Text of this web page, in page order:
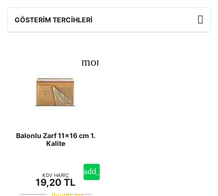
GÖSTERIM TERCIHLERI
Balonlu Zarf 11x16 cm 1.
Kalite
KDV HARİÇ
19,20 TL